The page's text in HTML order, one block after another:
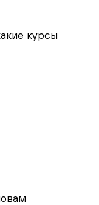
курсы